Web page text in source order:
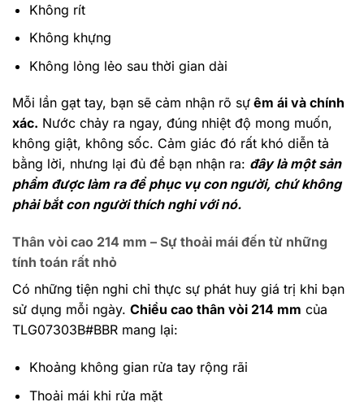
Không rít
Không khựng
Không lỏng lẻo sau thời gian dài
Mỗi lần gạt tay, bạn sẽ cảm nhận rõ sự êm ái và chính
xác. Nước chảy ra ngay, đúng nhiệt độ mong muốn,
không giật, không sốc. Cảm giác đó rất khó diễn tả
bằng lời, nhưng lại đủ để bạn nhận ra: đây là một sản
phẩm được làm ra để phục vụ con người, chứ không
phải bắt con người thích nghi với nó.
Thân vòi cao 214 mm – Sự thoải mái đến từ những
tính toán rất nhỏ
Có những tiện nghi chỉ thực sự phát huy giá trị khi bạn
sử dụng mỗi ngày. Chiều cao thân vòi 214 mm của
TLG07303B#BBR mang lại:
Khoảng không gian rửa tay rộng rãi
Thoải mái khi rửa mặt